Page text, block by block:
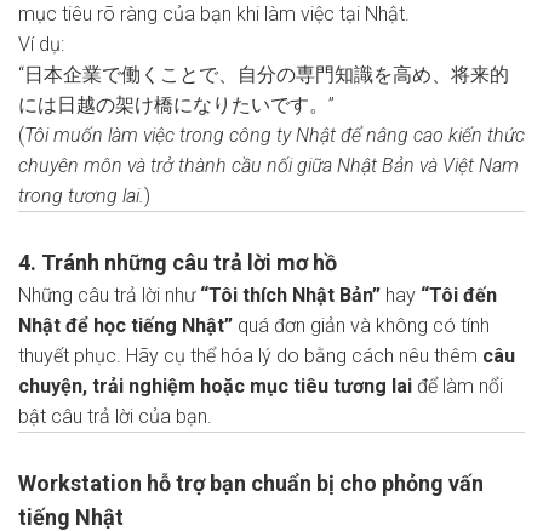
mục tiêu rõ ràng của bạn khi làm việc tại Nhật.
Ví dụ:
“日本企業で働くことで、自分の専門知識を高め、将来的
には日越の架け橋になりたいです。”
(Tôi muốn làm việc trong công ty Nhật để nâng cao kiến thức
chuyên môn và trở thành cầu nối giữa Nhật Bản và Việt Nam
trong tương lai.)
4. Tránh những câu trả lời mơ hồ
Những câu trả lời như “Tôi thích Nhật Bản” hay “Tôi đến
Nhật để học tiếng Nhật” quá đơn giản và không có tính
thuyết phục. Hãy cụ thể hóa lý do bằng cách nêu thêm câu
chuyện, trải nghiệm hoặc mục tiêu tương lai để làm nổi
bật câu trả lời của bạn.
Workstation hỗ trợ bạn chuẩn bị cho phỏng vấn
tiếng Nhật